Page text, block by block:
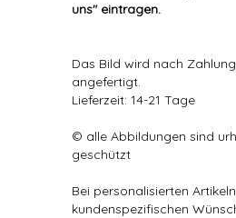
uns" eintragen.
Das Bild wird nach
angefertigt.
Lieferzeit: 14-21 Tage
© alle Abbildungen sind
geschützt
Bei personalisierten
kundenspezifischen